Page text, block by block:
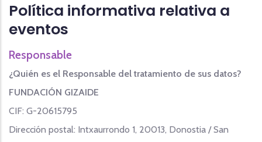
Política informativa relativa a
eventos
Responsable
¿Quién es el Responsable del tratamiento de sus datos?
FUNDACIÓN GIZAIDE
CIF: G-20615795
Dirección postal: Intxaurrondo 1, 20013, Donostia / San